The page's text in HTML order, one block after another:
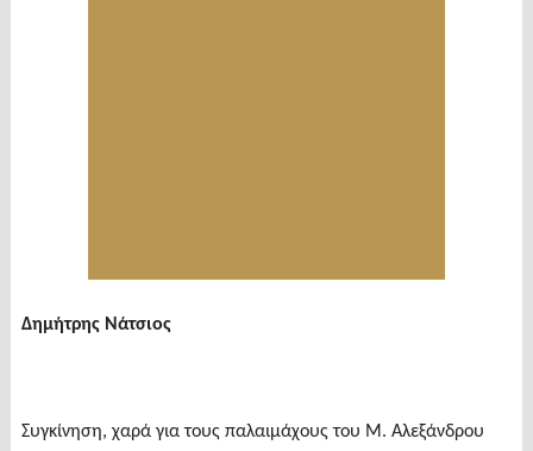
Δημήτρης Νάτσιος
Συγκίνηση, χαρά για τους παλαιμάχους του Μ. Αλεξάνδρου